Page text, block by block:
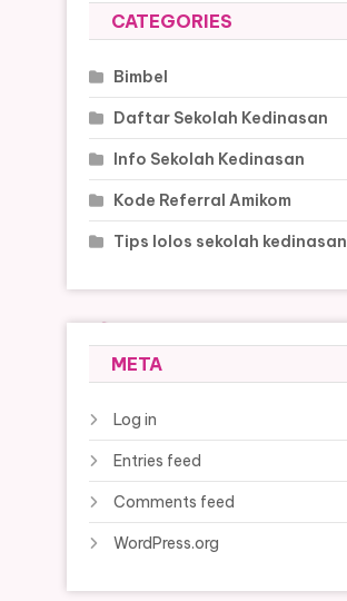
CATEGORIES
Bimbel
Daftar Sekolah Kedinasan
Info Sekolah Kedinasan
Kode Referral Amikom
Tips lolos sekolah kedinasan
META
Log in
Entries feed
Comments feed
WordPress.org